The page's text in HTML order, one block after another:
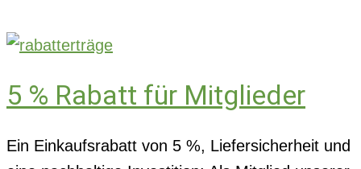
5 % Rabatt für Mitglieder
Ein Einkaufsrabatt von 5 %, Liefersicherheit und